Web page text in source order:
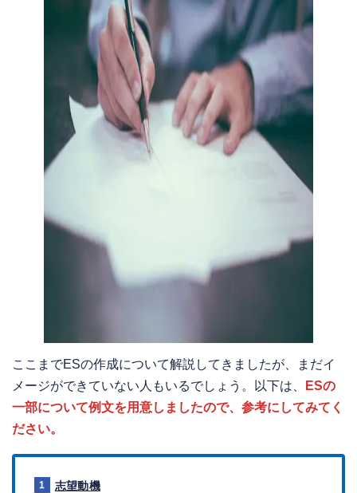
ここまでESの作成について解説してきましたが、まだイ
メージができていない人もいるでしょう。以下は、
ESの
一部について例文を用意しましたので、参考にしてみてく
ださい。
志望動機